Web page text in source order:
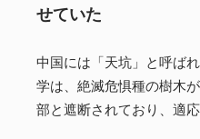
せていた
中国には「天坑」と呼ば
学は、絶滅危惧種の樹木
部と遮断されており、適応